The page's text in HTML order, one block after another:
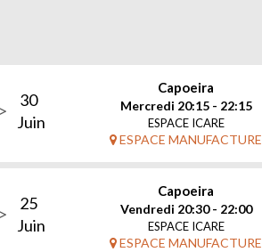
30
Juin
Capoeira
Mercredi 20:15 - 22:15
ESPACE ICARE
ESPACE MANUFACTURE
25
Juin
Capoeira
Vendredi 20:30 - 22:00
ESPACE ICARE
ESPACE MANUFACTURE